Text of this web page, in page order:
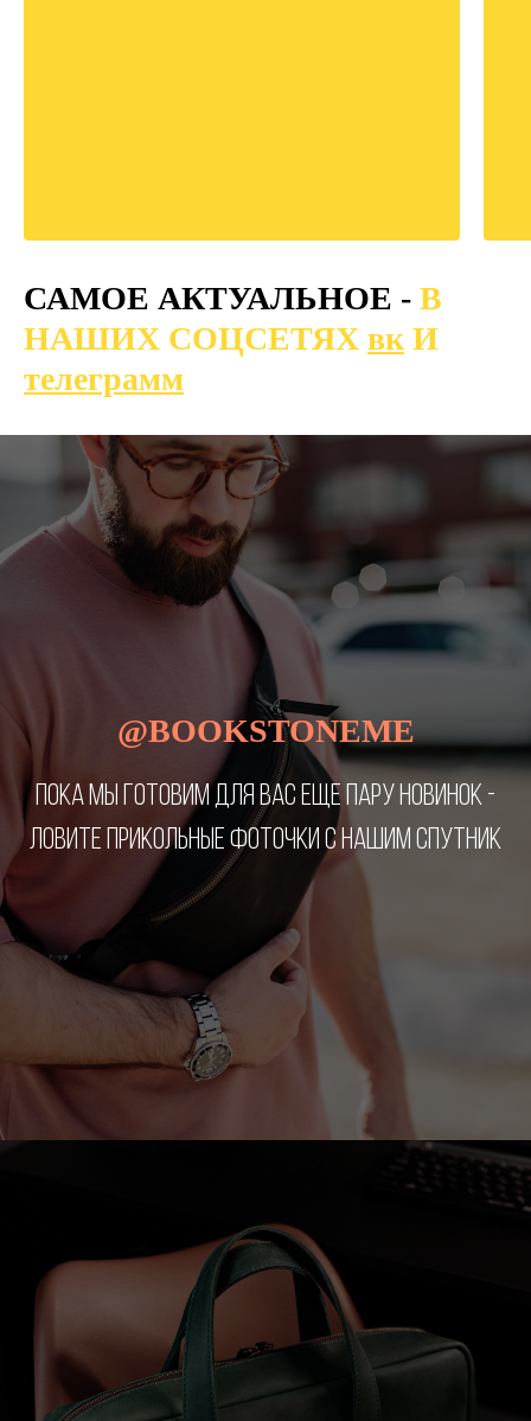
САМОЕ АКТУАЛЬНОЕ - В
НАШИХ СОЦСЕТЯХ вк И
телеграмм
@BOOKSTONEME
ПОКА МЫ ГОТОВИМ ДЛЯ ВАС ЕЩЕ ПАРУ НОВИНОК -
ЛОВИТЕ ПРИКОЛЬНЫЕ ФОТОЧКИ С НАШИМ СПУТНИК